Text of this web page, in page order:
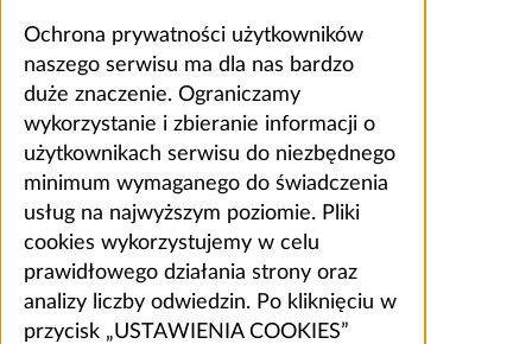
Ochrona prywatności użytkowników
naszego serwisu ma dla nas bardzo
duże znaczenie. Ograniczamy
wykorzystanie i zbieranie informacji o
użytkownikach serwisu do niezbędnego
minimum wymaganego do świadczenia
usług na najwyższym poziomie. Pliki
cookies wykorzystujemy w celu
prawidłowego działania strony oraz
analizy liczby odwiedzin. Po kliknięciu w
przycisk „USTAWIENIA COOKIES”